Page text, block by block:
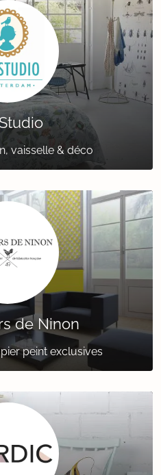
vaisselle & déco
de Ninon
peint exclusives